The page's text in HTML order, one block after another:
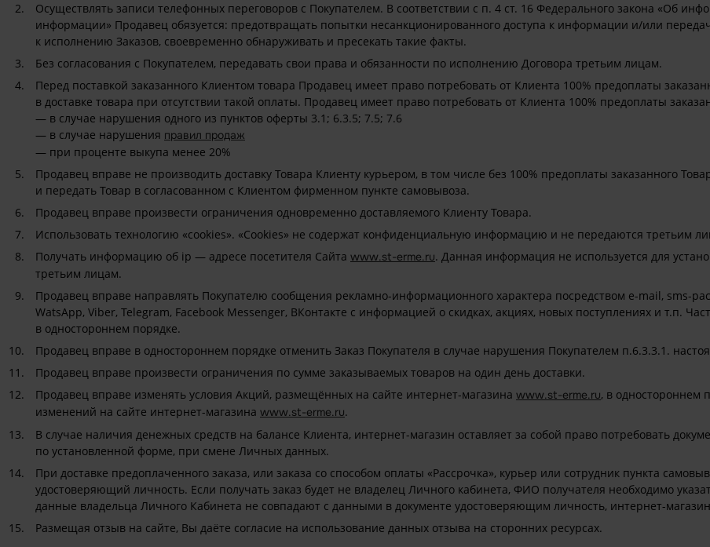
Осуществлять записи телефонных переговоров с Покупателем. В соответствии с п. 4 ст. 16 Федерального закона «Об
информации» Продавец обязуется: предотвращать попытки несанкционированного доступа к информации и/или
к исполнению Заказов, своевременно обнаруживать и пресекать такие факты.
Без согласования с Покупателем, передавать свои права и обязанности по исполнению Договора третьим лицам.
Перед поставкой заказанного Клиентом товара Продавец имеет право потребовать от Клиента 100% предоплаты
в доставке товара при отсутствии такой оплаты. Продавец имеет право потребовать от Клиента 100% предоплаты
— в случае нарушения одного из пунктов оферты 3.1; 6.3.5; 7.5; 7.6
— в случае нарушения правил продаж
— при проценте выкупа менее 20%
Продавец вправе не производить доставку Товара Клиенту курьером, в том числе без 100% предоплаты заказанного
и передать Товар в согласованном с Клиентом фирменном пункте самовывоза.
Продавец вправе произвести ограничения одновременно доставляемого Клиенту Товара.
Использовать технологию «cookies». «Cookies» не содержат конфиденциальную информацию и не передаются третьим
Получать информацию об ip — адресе посетителя Сайта www.st-erme.ru. Данная информация не используется для
третьим лицам.
Продавец вправе направлять Покупателю сообщения рекламно-информационного характера посредством e-mail, sms-
WatsApp, Viber, Telegram, Facebook Messenger, ВКонтакте с информацией о скидках, акциях, новых поступлениях и т.п.
в одностороннем порядке.
Продавец вправе в одностороннем порядке отменить Заказ Покупателя в случае нарушения Покупателем п.6.3.3.1.
Продавец вправе произвести ограничения по сумме заказываемых товаров на один день доставки.
Продавец вправе изменять условия Акций, размещённых на сайте интернет-магазина www.st-erme.ru, в одностороннем
изменений на сайте интернет-магазина www.st-erme.ru.
В случае наличия денежных средств на балансе Клиента, интернет-магазин оставляет за собой право потребовать
по установленной форме, при смене Личных данных.
При доставке предоплаченного заказа, или заказа со способом оплаты «Рассрочка», курьер или сотрудник пункта
удостоверяющий личность. Если получать заказ будет не владелец Личного кабинета, ФИО получателя необходимо
данные владельца Личного Кабинета не совпадают с данными в документе удостоверяющим личность, интернет-
Размещая отзыв на сайте, Вы даёте согласие на использование данных отзыва на сторонних ресурсах.